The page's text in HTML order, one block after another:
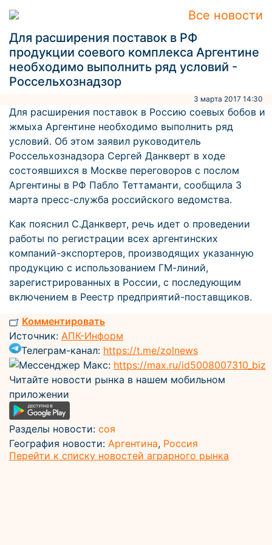
Все новости
Для расширения поставок в РФ
продукции соевого комплекса Аргентине
необходимо выполнить ряд условий -
Россельхознадзор
3 марта 2017 14:30
Для расширения поставок в Россию соевых бобов и
жмыха Аргентине необходимо выполнить ряд
условий. Об этом заявил руководитель
Россельхознадзора Сергей Данкверт в ходе
состоявшихся в Москве переговоров с послом
Аргентины в РФ Пабло Теттаманти, сообщила 3
марта пресс-служба российского ведомства.
Как пояснил С.Данкверт, речь идет о проведении
работы по регистрации всех аргентинских
компаний-экспортеров, производящих указанную
продукцию с использованием ГМ-линий,
зарегистрированных в России, с последующим
включением в Реестр предприятий-поставщиков.
Комментировать
Источник: АПК-Информ
Телеграм-канал: https://t.me/zolnews
Мессенджер Макс: https://max.ru/id5008007310_biz
Читайте новости рынка в нашем мобильном
приложении
Разделы новости: соя
География новости: Аргентина, Россия
Перейти к списку новостей аграрного рынка